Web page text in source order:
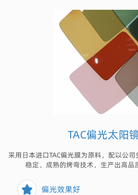
TAC偏光太阳
采用日本进口TAC偏光膜为原料，配以公
稳定、成熟的烤弯技术，生产出高品
偏光效果好